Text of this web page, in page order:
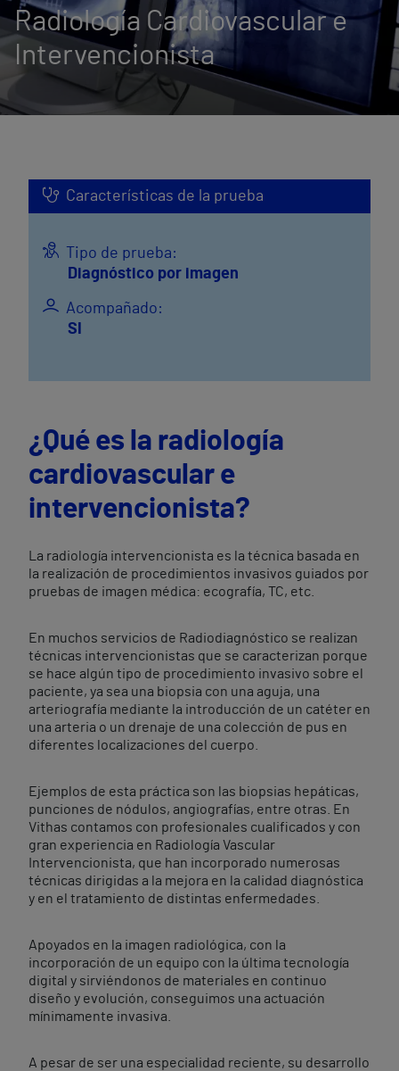
Radiología Cardiovascular e
Intervencionista
Características de la prueba
Tipo de prueba:
Diagnóstico por imagen
Acompañado:
SI
¿Qué es la radiología
cardiovascular e
intervencionista?
La radiología intervencionista es la técnica basada en
la realización de procedimientos invasivos guiados por
pruebas de imagen médica: ecografía, TC, etc.
En muchos servicios de Radiodiagnóstico se realizan
técnicas intervencionistas que se caracterizan porque
se hace algún tipo de procedimiento invasivo sobre el
paciente, ya sea una biopsia con una aguja, una
arteriografía mediante la introducción de un catéter en
una arteria o un drenaje de una colección de pus en
diferentes localizaciones del cuerpo.
Ejemplos de esta práctica son las biopsias hepáticas,
punciones de nódulos, angiografías, entre otras. En
Vithas contamos con profesionales cualificados y con
gran experiencia en Radiología Vascular
Intervencionista, que han incorporado numerosas
técnicas dirigidas a la mejora en la calidad diagnóstica
y en el tratamiento de distintas enfermedades.
Apoyados en la imagen radiológica, con la
incorporación de un equipo con la última tecnología
digital y sirviéndonos de materiales en continuo
diseño y evolución, conseguimos una actuación
mínimamente invasiva.
A pesar de ser una especialidad reciente, su desarrollo